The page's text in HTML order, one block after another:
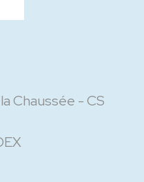
Chaussée - CS